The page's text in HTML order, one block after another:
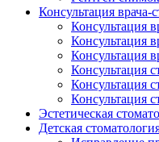
Консультация врача-
Консультация
Консультация
Консультация
Консультация
Консультация
Консультация
Эстетическая
Детская